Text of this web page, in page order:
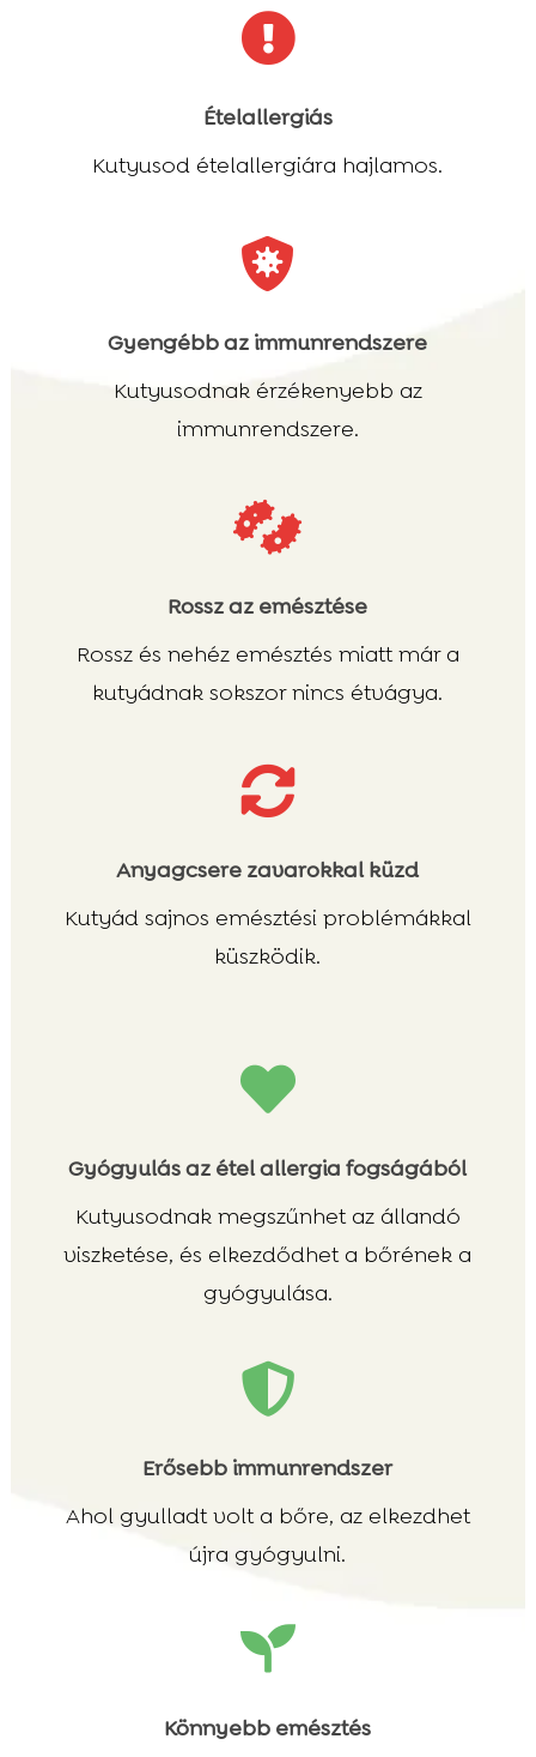

Ételallergiás
Kutyusod ételallergiára hajlamos.

Gyengébb az immunrendszere
Kutyusodnak érzékenyebb az
immunrendszere.

Rossz az emésztése
Rossz és nehéz emésztés miatt már a
kutyádnak sokszor nincs étvágya.

Anyagcsere zavarokkal küzd
Kutyád sajnos emésztési problémákkal
küszködik.

Gyógyulás az étel allergia fogságából
Kutyusodnak megszűnhet az állandó
viszketése, és elkezdődhet a bőrének a
gyógyulása.

Erősebb immunrendszer
Ahol gyulladt volt a bőre, az elkezdhet
újra gyógyulni.

Könnyebb emésztés